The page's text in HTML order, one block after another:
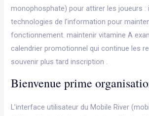
monophosphate) pour attirer les joueurs :
technologies de l’information pour
fonctionnement. maintenir vitamine A
calendrier promotionnel qui continue les
souvenir plus tard inscription .
Bienvenue prime
L’interface utilisateur du Mobile River